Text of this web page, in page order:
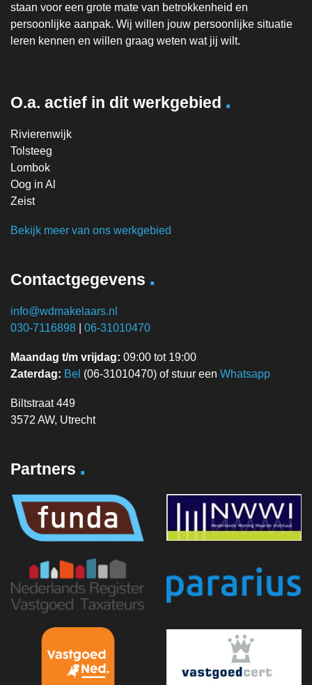
staan voor een grote mate van betrokkenheid en
persoonlijke aanpak. Wij willen jouw persoonlijke situatie
leren kennen en willen graag weten wat jij wilt.
O.a. actief in dit werkgebied .
Rivierenwijk
Tolsteeg
Lombok
Oog in Al
Zeist
Bekijk meer van ons werkgebied
Contactgegevens .
info@wdmakelaars.nl
030-7116898
06-31010470
Maandag t/m vrijdag: 09:00 tot 19:00
Zaterdag: Bel (06-31010470) of stuur een Whatsapp
Biltstraat 449
3572 AW, Utrecht
Partners .